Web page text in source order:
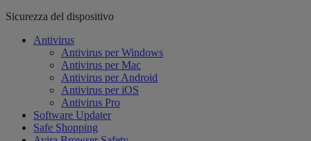
Sicurezza del dispositivo
Antivirus
Antivirus per Windows
Antivirus per Mac
Antivirus per Android
Antivirus per iOS
Antivirus Pro
Software Updater
Safe Shopping